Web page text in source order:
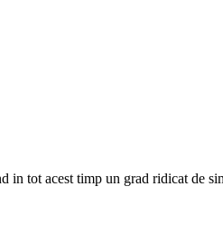
in tot acest timp un grad ridicat de